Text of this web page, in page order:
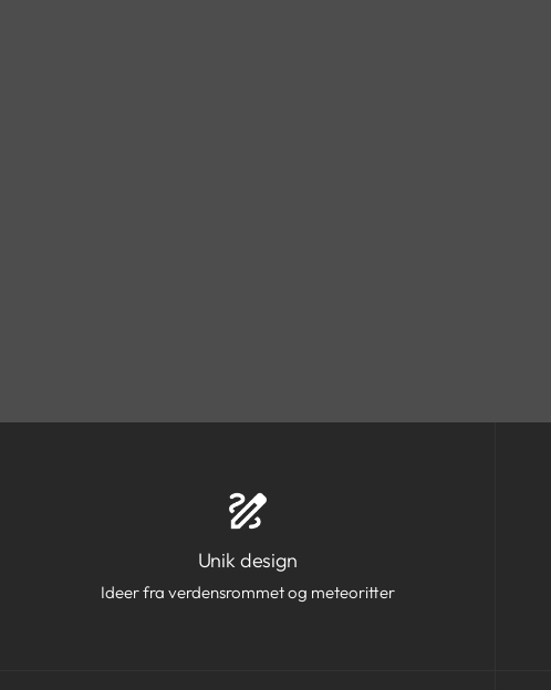
Unik design
Ideer fra verdensrommet og meteoritter